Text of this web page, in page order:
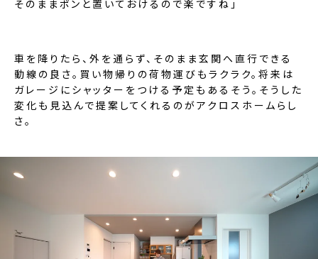
そのままポンと置いておけるので楽ですね」
車を降りたら、外を通らず、そのまま玄関へ直行できる
動線の良さ。買い物帰りの荷物運びもラクラク。将来は
ガレージにシャッターをつける予定もあるそう。そうした
変化も見込んで提案してくれるのがアクロスホームらし
さ。